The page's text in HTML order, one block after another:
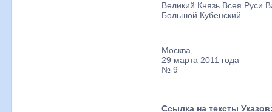
Великий Князь Всея Руси
Большой Кубенский
Москва,
29 марта 2011 года
№ 9
Ссылка на тексты